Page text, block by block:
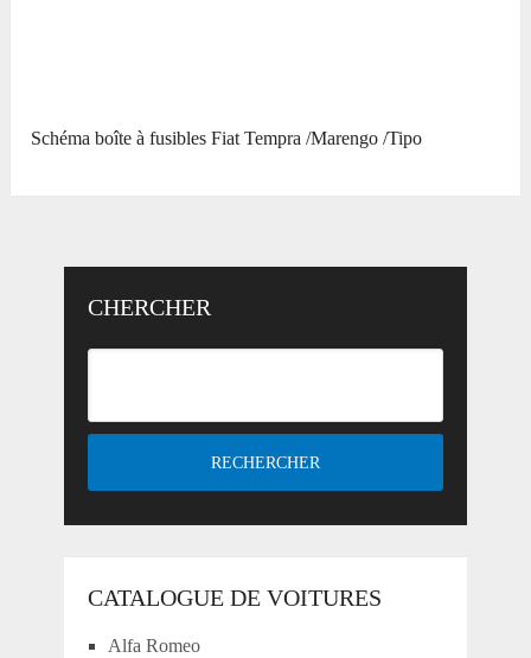
Schéma boîte à fusibles Fiat Tempra /Marengo /Tipo
CHERCHER
CATALOGUE DE VOITURES
Alfa Romeo